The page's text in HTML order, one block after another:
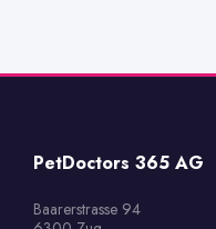
PetDoctors 365 AG
Baarerstrasse 94